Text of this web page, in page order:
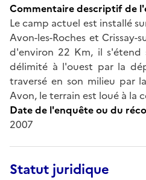
Commentaire descriptif de
Le camp actuel est installé
Avon-les-Roches et Crissay-
d'environ 22 Km, il s'étend
délimité à l'ouest par la
traversé en son milieu par
Avon, le terrain est loué à la
Date de l'enquête ou du
2007
Statut juridique